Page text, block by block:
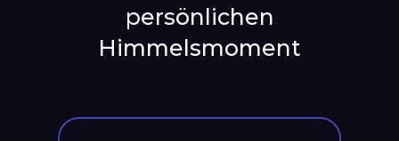
persönlichen
Himmelsmoment